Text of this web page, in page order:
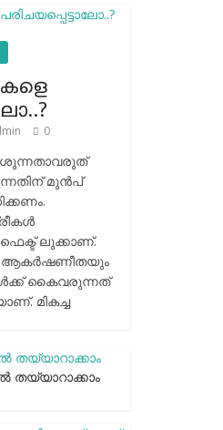
0
മുന്‍പ്
ലുക്കാണ്.
ആകര്‍ഷണീതയും
കൈവരുന്നത്
മികച്ച
തയ്യാറാക്കാം